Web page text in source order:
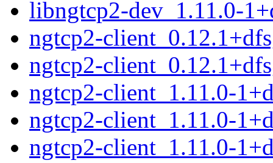
libngtcp2-dev_1.11.0-
ngtcp2-
ngtcp2-
ngtcp2-client_1.11.0-
ngtcp2-client_1.11.0-
ngtcp2-client_1.11.0-